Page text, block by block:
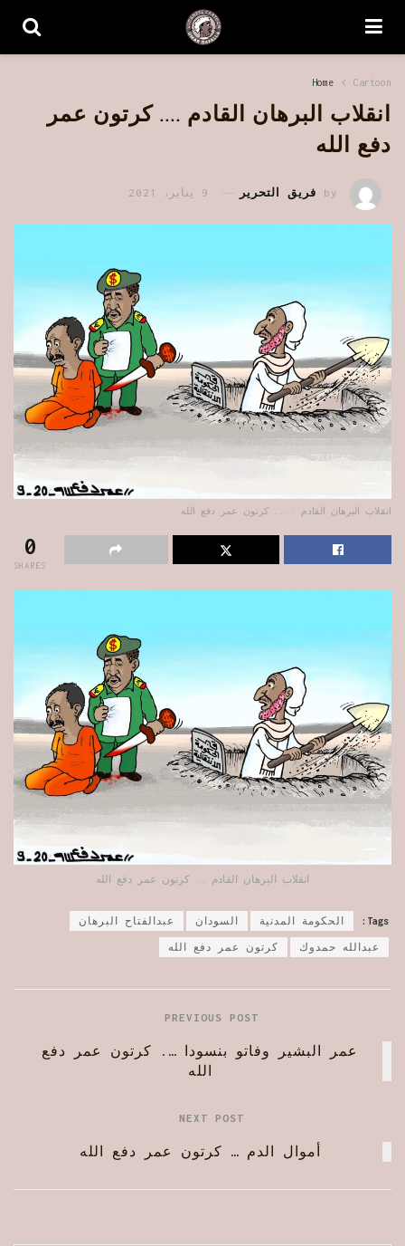
Home Cartoon
انقلاب البرهان القادم …. كرتون عمر
دفع الله
by فريق التحرير 9 يناير، 2021
انقلاب البرهان القادم .... كرتون عمر دفع الله
0
SHARES
انقلاب البرهان القادم …. كرتون عمر دفع الله
Tags: الحكومة المدنية السودان عبدالفتاح البرهان
عبدالله حمدوك كرتون عمر دفع الله
PREVIOUS POST
عمر البشير وفاتو بنسودا …. كرتون عمر دفع
الله
NEXT POST
أموال الدم … كرتون عمر دفع الله